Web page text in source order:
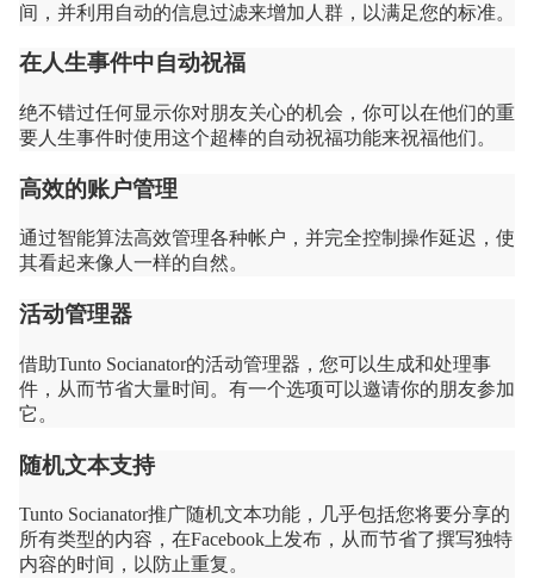
间，并利用自动的信息过滤来增加人群，以满足您的标准。
在人生事件中自动祝福
绝不错过任何显示你对朋友关心的机会，你可以在他们的重
要人生事件时使用这个超棒的自动祝福功能来祝福他们。
高效的账户管理
通过智能算法高效管理各种帐户，并完全控制操作延迟，使
其看起来像人一样的自然。
活动管理器
借助Tunto Socianator的活动管理器，您可以生成和处理事
件，从而节省大量时间。有一个选项可以邀请你的朋友参加
它。
随机文本支持
Tunto Socianator推广随机文本功能，几乎包括您将要分享的
所有类型的内容，在Facebook上发布，从而节省了撰写独特
内容的时间，以防止重复。